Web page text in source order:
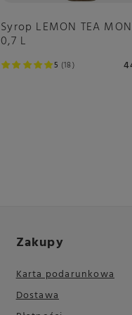
5 18
Syrop LEMON TEA
0,7 L
Zakupy
Karta podarunkowa
Dostawa